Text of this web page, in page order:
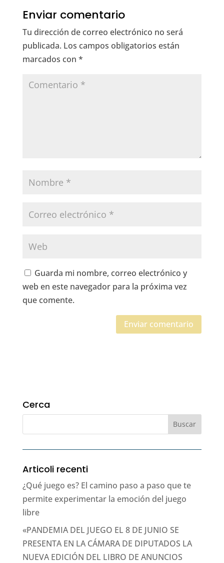
b
o
o
k
dI
n
r A
p
p
a
m
Enviar comentario
Tu dirección de correo electrónico no será
publicada. Los campos obligatorios están
marcados con *
Guarda mi nombre, correo electrónico y
web en este navegador para la próxima vez
que comente.
Cerca
Articoli recenti
¿Qué juego es? El camino paso a paso que te
permite experimentar la emoción del juego
libre
«PANDEMIA DEL JUEGO EL 8 DE JUNIO SE
PRESENTA EN LA CÁMARA DE DIPUTADOS LA
NUEVA EDICIÓN DEL LIBRO DE ANUNCIOS